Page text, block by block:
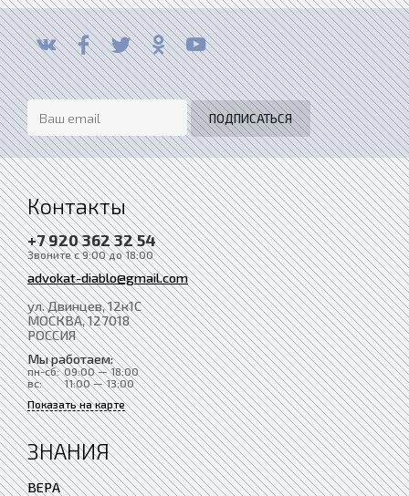
Контакты
+7 920 362 32 54
Звоните с 9:00 до 18:00
advokat-diablo@gmail.com
ул. Двинцев, 12к1С
МОСКВА, 127018
РОССИЯ
Мы работаем:
пн-сб: 09:00 — 18:00
вс:
11:00 — 13:00
Показать на карте
ЗНАНИЯ
ВЕРА